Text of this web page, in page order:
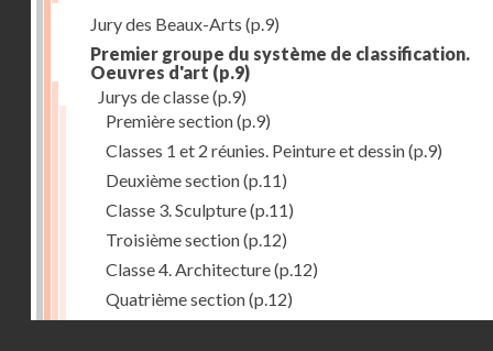
Jury des Beaux-Arts (p.9)
Premier groupe du système de classification.
Oeuvres d'art (p.9)
Jurys de classe(p.9)
Première section(p.9)
Classes 1 et 2 réunies. Peinture et dessin(p.9)
Deuxième section(p.11)
Classe 3. Sculpture(p.11)
Troisième section(p.12)
Classe 4. Architecture(p.12)
Quatrième section(p.12)